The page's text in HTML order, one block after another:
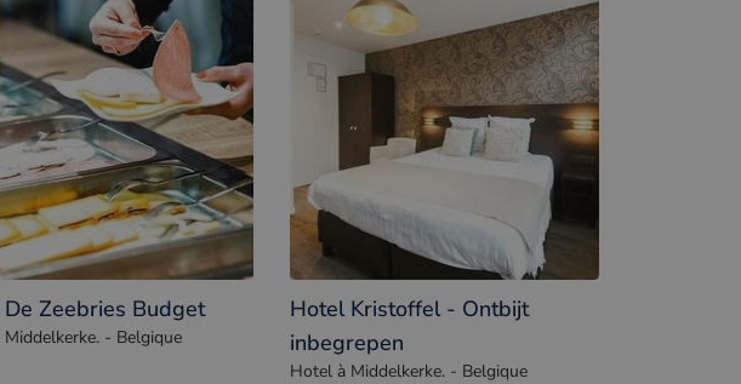
Zeebries Budget
- Belgique
Hotel Kristoffel - Ontbijt
inbegrepen
Hotel à Middelkerke. - Belgique